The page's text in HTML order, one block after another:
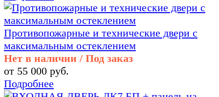
Противопожарные и технические двери с
максимальным остеклением
Нет в наличии / Под заказ
от 55 000 руб.
Подробнее